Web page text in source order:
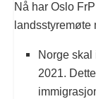
Nå har Oslo
landsstyremøte
Norge skal
2021.